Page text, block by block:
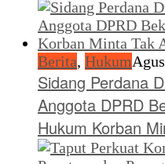
Berita, Hukum
Sidang Perdana
Anggota DPRD
Hukum Korban